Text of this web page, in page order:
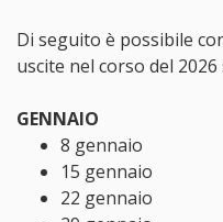
Di seguito è possibile
uscite nel corso del
GENNAIO
8 gennaio
15 gennaio
22 gennaio